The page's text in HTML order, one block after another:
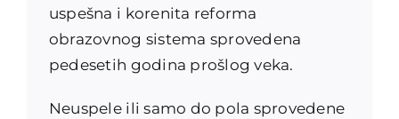
uspešna i korenita reforma
obrazovnog sistema sprovedena
pedesetih godina prošlog veka.
Neuspele ili samo do pola sprovedene